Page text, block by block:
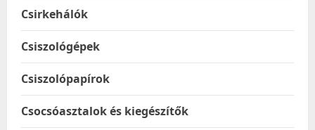
Csirkehálók
Csiszológépek
Csiszolópapírok
Csocsóasztalok és kiegészítők